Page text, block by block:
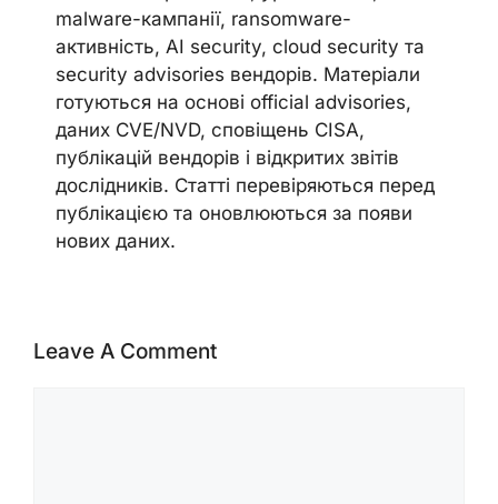
malware-кампанії, ransomware-
активність, AI security, cloud security та
security advisories вендорів. Матеріали
готуються на основі official advisories,
даних CVE/NVD, сповіщень CISA,
публікацій вендорів і відкритих звітів
дослідників. Статті перевіряються перед
публікацією та оновлюються за появи
нових даних.
Leave A Comment